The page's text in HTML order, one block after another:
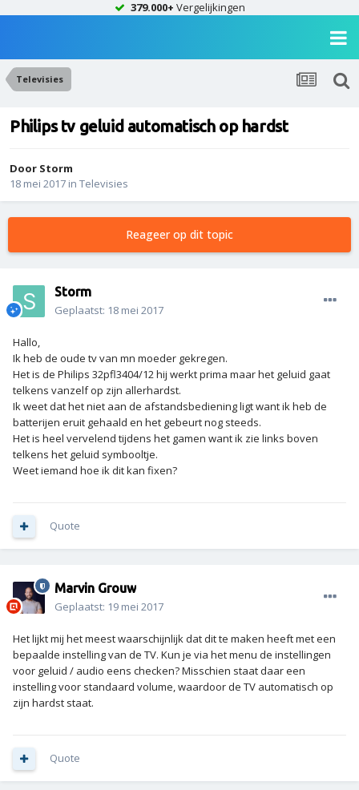
379.000+ Vergelijkingen
Televisies
Philips tv geluid automatisch op hardst
Door Storm
18 mei 2017 in Televisies
Reageer op dit topic
Storm
Geplaatst: 18 mei 2017
Hallo,
Ik heb de oude tv van mn moeder gekregen.
Het is de Philips 32pfl3404/12 hij werkt prima maar het geluid gaat
telkens vanzelf op zijn allerhardst.
Ik weet dat het niet aan de afstandsbediening ligt want ik heb de
batterijen eruit gehaald en het gebeurt nog steeds.
Het is heel vervelend tijdens het gamen want ik zie links boven
telkens het geluid symbooltje.
Weet iemand hoe ik dit kan fixen?
Quote
Marvin Grouw
Geplaatst: 19 mei 2017
Het lijkt mij het meest waarschijnlijk dat dit te maken heeft met een
bepaalde instelling van de TV. Kun je via het menu de instellingen
voor geluid / audio eens checken? Misschien staat daar een
instelling voor standaard volume, waardoor de TV automatisch op
zijn hardst staat.
Quote